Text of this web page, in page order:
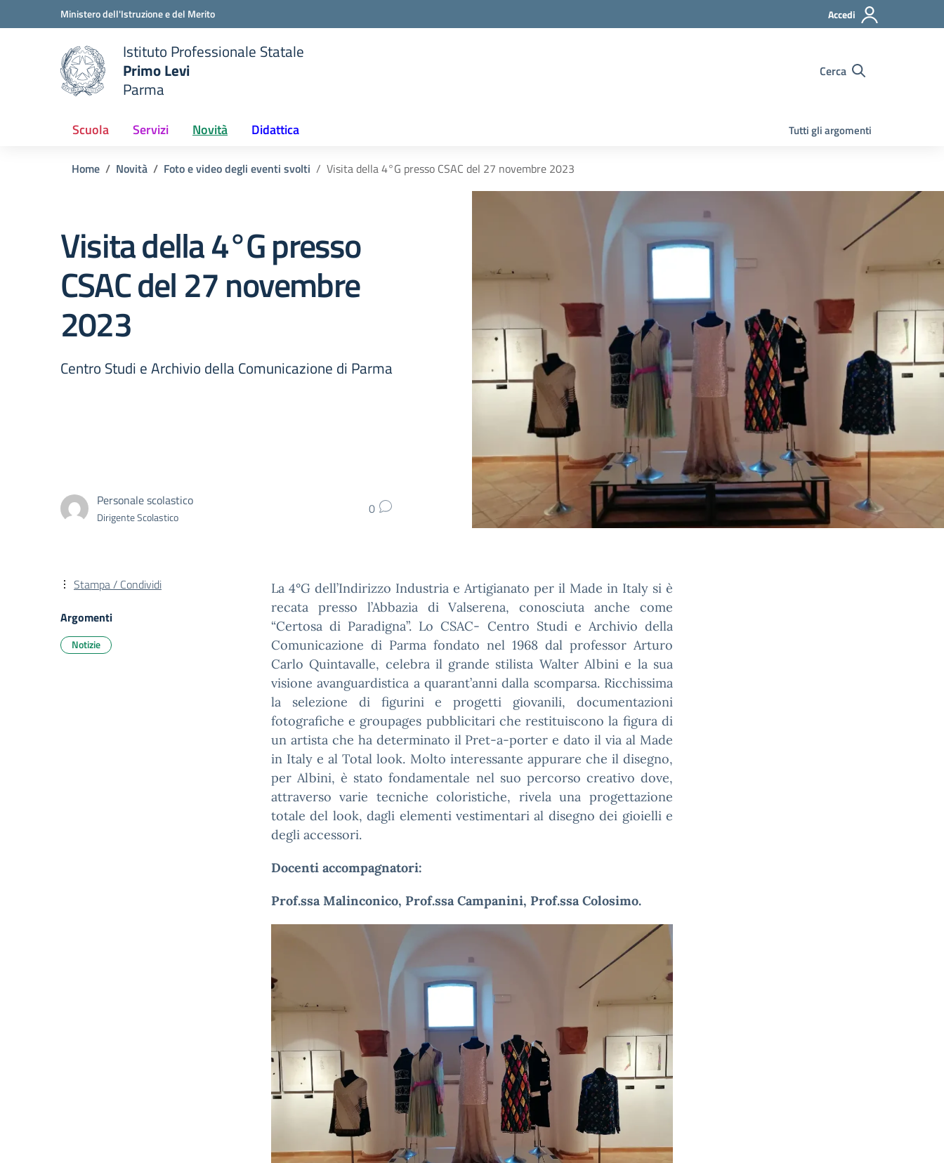
Vai ai contenuti
Vai al menu di navigazioneMinistero dell'Istruzione e del Merito Accedi
scuola
Istituto Professionale Statale
Primo Levi
Parma
Cerca
Scuola Servizi Novità Didattica Tutti gli argomenti
Home Novità Foto e video degli eventi svolti Visita della 4°G presso CSAC del 27 novembre 2023
Visita della 4°G presso
CSAC del 27 novembre
2023
Centro Studi e Archivio della Comunicazione di Parma
Personale scolastico
Dirigente Scolastico 0
La 4°G dell’Indirizzo Industria e Artigianato per il Made in Italy si è
recata presso l’Abbazia di Valserena, conosciuta anche come
“Certosa di Paradigna”. Lo CSAC- Centro Studi e Archivio della
Comunicazione di Parma fondato nel 1968 dal professor Arturo
Carlo Quintavalle, celebra il grande stilista Walter Albini e la sua
visione avanguardistica a quarant’anni dalla scomparsa. Ricchissima
la selezione di figurini e progetti giovanili, documentazioni
fotografiche e groupages pubblicitari che restituiscono la figura di
un artista che ha determinato il Pret-a-porter e dato il via al Made
in Italy e al Total look. Molto interessante appurare che il disegno,
per Albini, è stato fondamentale nel suo percorso creativo dove,
attraverso varie tecniche coloristiche, rivela una progettazione
totale del look, dagli elementi vestimentari al disegno dei gioielli e
degli accessori.
Docenti accompagnatori:
Prof.ssa Malinconico, Prof.ssa Campanini, Prof.ssa Colosimo.
Stampa / Condividi
Argomenti
Notizie